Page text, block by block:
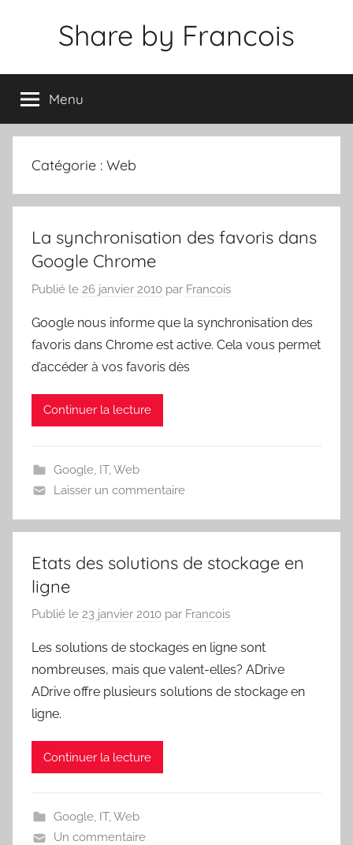
Share by Francois
Menu
Catégorie : Web
La synchronisation des favoris dans
Google Chrome
Publié le 26 janvier 2010 par Francois
Google nous informe que la synchronisation des
favoris dans Chrome est active. Cela vous permet
d’accéder à vos favoris dès
Continuer la lecture
Google, IT, Web
Laisser un commentaire
Etats des solutions de stockage en
ligne
Publié le 23 janvier 2010 par Francois
Les solutions de stockages en ligne sont
nombreuses, mais que valent-elles? ADrive
ADrive offre plusieurs solutions de stockage en
ligne.
Continuer la lecture
Google, IT,Web
Un commentaire